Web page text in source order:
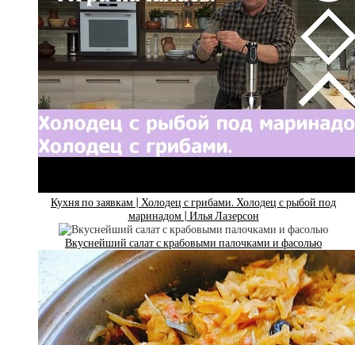
Кухня по заявкам | Холодец с грибами. Холодец с рыбой под
маринадом | Илья Лазерсон
Вкуснейший салат с крабовыми палочками и фасолью